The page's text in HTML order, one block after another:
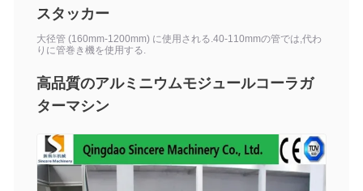
スタッカー
大径管 (160mm-1200mm) に使用される.40-110mmの管では,代わ
りに管巻き機を使用する.
高品質のアルミニウムモジュールコーラガ
ターマシン